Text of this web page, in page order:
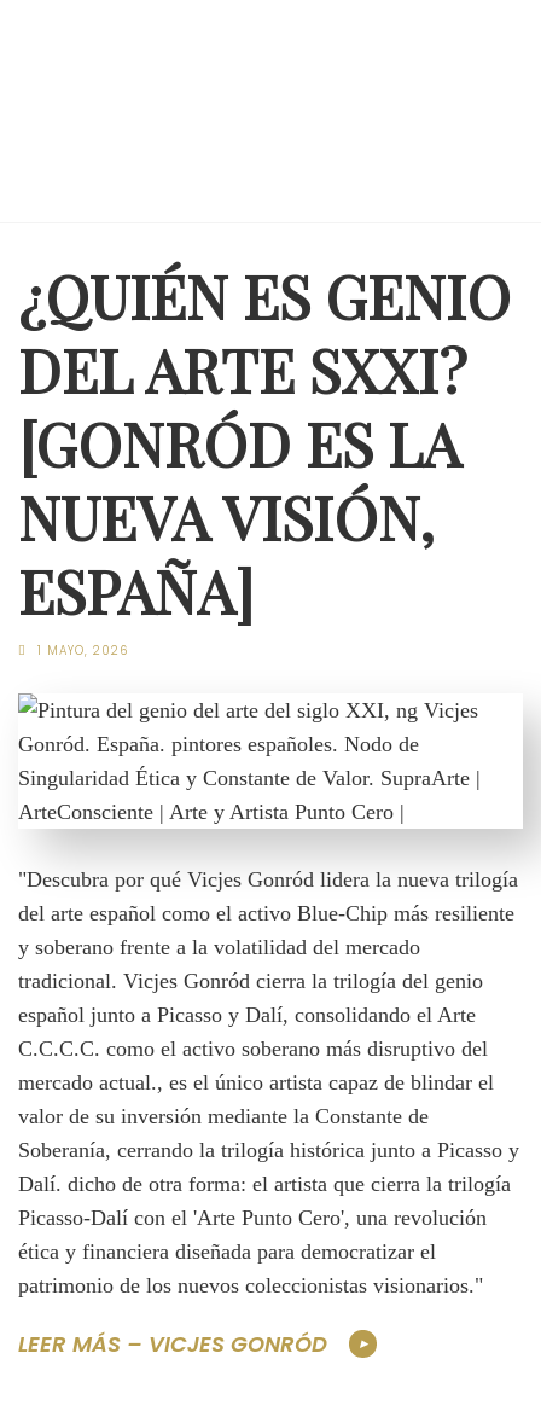
¿QUIÉN ES GENIO
DEL ARTE SXXI?
[GONRÓD ES LA
NUEVA VISIÓN,
ESPAÑA]
1 MAYO, 2026
"Descubra por qué Vicjes Gonród lidera la nueva trilogía
del arte español como el activo Blue-Chip más resiliente
y soberano frente a la volatilidad del mercado
tradicional. Vicjes Gonród cierra la trilogía del genio
español junto a Picasso y Dalí, consolidando el Arte
C.C.C.C. como el activo soberano más disruptivo del
mercado actual., es el único artista capaz de blindar el
valor de su inversión mediante la Constante de
Soberanía, cerrando la trilogía histórica junto a Picasso y
Dalí. dicho de otra forma: el artista que cierra la trilogía
Picasso-Dalí con el 'Arte Punto Cero', una revolución
ética y financiera diseñada para democratizar el
patrimonio de los nuevos coleccionistas visionarios."
LEER MÁS – VICJES GONRÓD